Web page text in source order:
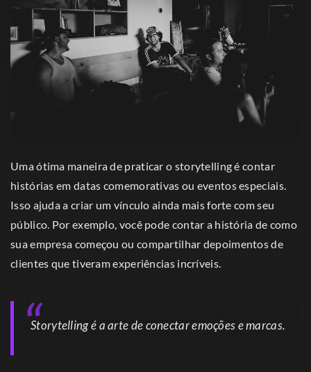
Uma ótima maneira de praticar o storytelling é contar
histórias em datas comemorativas ou eventos especiais.
Isso ajuda a criar um vínculo ainda mais forte com seu
público. Por exemplo, você pode contar a história de como
sua empresa começou ou compartilhar depoimentos de
clientes que tiveram experiências incríveis.
Storytelling é a arte de conectar emoções e marcas.